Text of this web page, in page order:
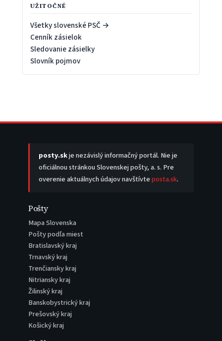
UŽITOČNÉ
Všetky slovenské PSČ →
Cenník zásielok
Sledovanie zásielky
Slovník pojmov
posty.skje nezávislý informačný portál. Nie je
oficiálnou stránkou Slovenskej pošty, a. s. Pre
overenie aktuálnych údajov navštívteposta.sk.
Pošty
Mapa Slovenska
Pošty podľa miest
Bratislavský kraj
Trnavský kraj
Trenčiansky kraj
Nitriansky kraj
Žilinský kraj
Banskobystrický kraj
Prešovský kraj
Košický kraj